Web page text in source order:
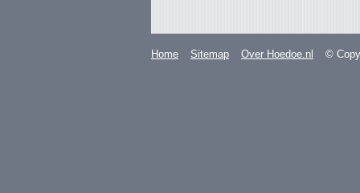
Home Sitemap Over Hoedoe.nl ©